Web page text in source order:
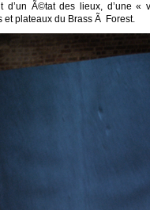
d’un Ã©tat des lieux, d’une «
plateaux du Brass Ã Forest.